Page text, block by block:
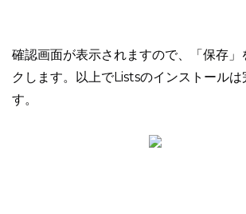
確認画面が表示されますので、「保存」
クします。以上でListsのインストールは
す。